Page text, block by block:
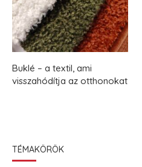
Buklé – a textil, ami
visszahódítja az otthonokat
TÉMAKÖRÖK